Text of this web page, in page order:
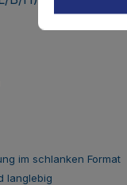
im schlanken Format
langlebig